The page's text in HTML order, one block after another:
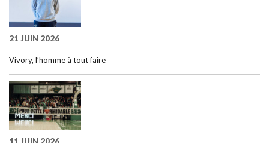
21 JUIN 2026
Vivory, l’homme à tout faire